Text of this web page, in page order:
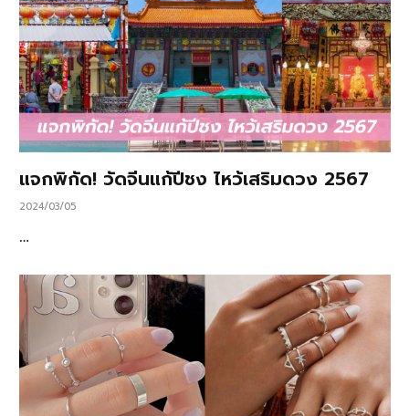
แจกพิกัด! วัดจีนแก้ปีชง ไหว้เสริมดวง 2567
2024/03/05
…